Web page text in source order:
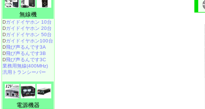
無線機
Dガイドイヤホン 10台
Dガイドイヤホン 20台
Dガイドイヤホン 50台
Dガイドイヤホン100台
D飛び声るんです3A
D飛び声るんです3B
D飛び声るんです3C
業務用無線(400MHz)
汎用トランシーバー
電源機器